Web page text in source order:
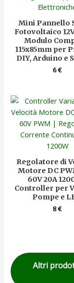
Mini Pannello
Fotovoltaico
Modulo
115x85mm per
DIY, Arduino e
6€
Regolatore di
Motore DC
60V 20A
Controller per
Pompe e
8€
Altri